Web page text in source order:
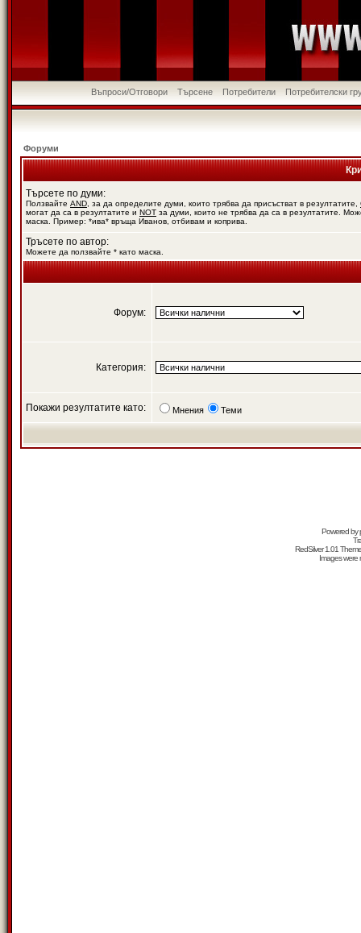
Въпроси/Отговори Търсене Потребители Потребителски
Форуми
Търсете по думи:
Ползвайте AND , за да определите думи, които трябва да присъстват в резултатите,
могат да са в резултатите и NOT за думи, които не трябва да са в резултатите.
маска. Пример: *ива* връща Иванов, отбивам и коприва.
Тръсете по автор:
Можете да ползвайте * като маска.
Форум:
Категория:
Покажи резултатите като: Мнения Теми
Powered by
RedSilver 1.01
Images were